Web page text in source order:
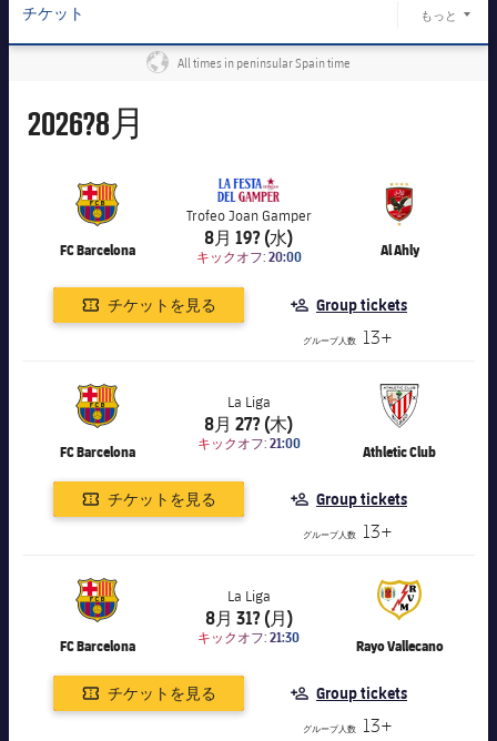
監督
Facilities
チケット
結果
順位表
トップチーム
スケジュール
チケット
結果
順位表
トップチーム
plusicon
label.aria.plus
スケジュール
チケット
順位表
トップチーム
plusicon
label.aria.plus
チケット
結果
チケット もっと
Groups (+13 people)
チケットVIP
Plan your visit
All times in peninsular Spain time
8月
2026?8月
FC Barcelona
Trofeo Joan Gamper
8月 19? (水)
キックオフ: 20:00 Al Ahly
label.aria.chevronright
チケットを見る Group tickets
グループ人数 13+
FC Barcelona
label.competition.name.21
La Liga
8月 27? (木)
キックオフ: 21:00 Athletic Club
label.aria.chevronright
チケットを見る Group tickets
グループ人数 13+
FC Barcelona
label.competition.name.21
La Liga
8月 31? (月)
キックオフ: 21:30 Rayo Vallecano
label.aria.chevronright
チケットを見る Group tickets
グループ人数 13+